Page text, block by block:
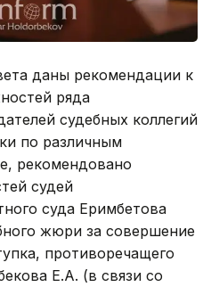
даны рекомендации к
ряда
судебных коллегий
по различным
рекомендовано
судей
суда Еримбетова
жюри за совершение
противоречащего
Е.А. (в связи со